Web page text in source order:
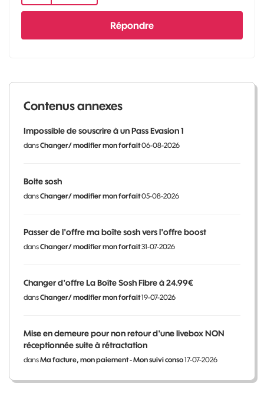
Répondre
Contenus annexes
Impossible de souscrire à un Pass Evasion 1
dansChanger/ modifier mon forfait06-08-2026
Boite sosh
dansChanger/ modifier mon forfait05-08-2026
Passer de l'offre ma boîte sosh vers l'offre boost
dansChanger/ modifier mon forfait31-07-2026
Changer d'offre La Boîte Sosh Fibre à 24.99€
dansChanger/ modifier mon forfait19-07-2026
Mise en demeure pour non retour d'une livebox NON
réceptionnée suite à rétractation
dansMa facture, mon paiement - Mon suivi conso17-07-2026